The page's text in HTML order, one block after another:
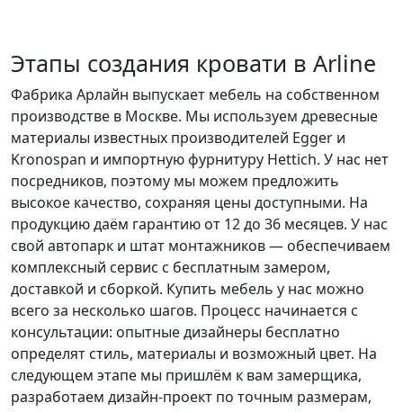
Этапы создания кровати в Arline
Фабрика Арлайн выпускает мебель на собственном
производстве в Москве. Мы используем древесные
материалы известных производителей Egger и
Kronospan и импортную фурнитуру Hettich. У нас нет
посредников, поэтому мы можем предложить
высокое качество, сохраняя цены доступными. На
продукцию даём гарантию от 12 до 36 месяцев. У нас
свой автопарк и штат монтажников — обеспечиваем
комплексный сервис с бесплатным замером,
доставкой и сборкой. Купить мебель у нас можно
всего за несколько шагов. Процесс начинается с
консультации: опытные дизайнеры бесплатно
определят стиль, материалы и возможный цвет. На
следующем этапе мы пришлём к вам замерщика,
разработаем дизайн-проект по точным размерам,